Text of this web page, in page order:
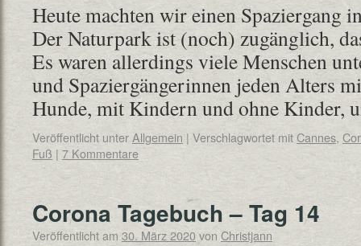
Heute machten wir einen Spaziergang
Der Naturpark ist (noch) zugänglich,
Es waren allerdings viele Menschen
und Spaziergängerinnen jeden Alters
Hunde, mit Kindern und ohne
Veröffentlicht unterAllgemein | Verschlagwortet mit Cannes,
Fuß | 7 Kommentare
Corona Tagebuch – Tag 14
Veröffentlicht am 30. März 2020 von Christjann